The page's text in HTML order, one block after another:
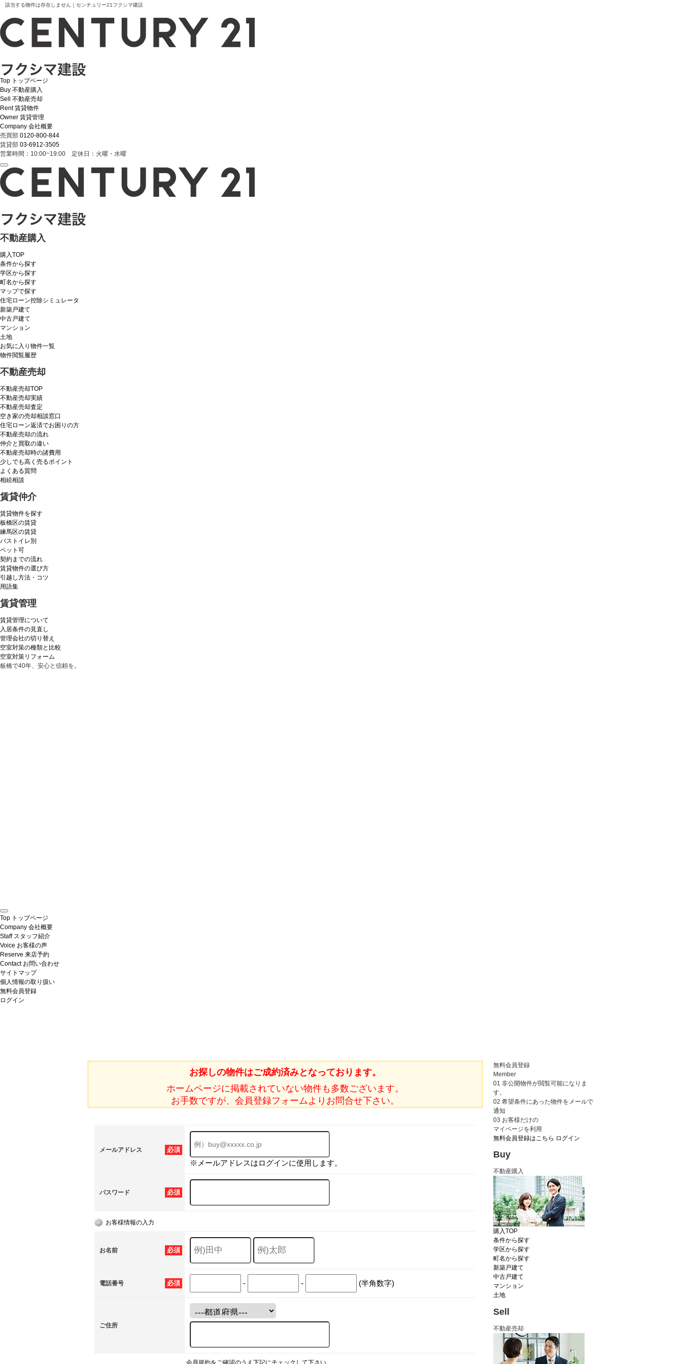
該当する物件は存在しません｜センチュリー21フクシマ建設
Top トップページ
Buy 不動産購入
Sell
不動産売却
Rent 賃貸物件
Owner 賃貸管理
Company 会社概要
売買部 0120-800-844
賃貸部 03-6912-3505
営業時間：10:00~19:00 定休日：火曜・水曜
不動産購入
購入TOP
条件から探す
学区から探す
町名から探す
マップで探す
住宅ローン控除シミュレータ
新築戸建て
中古戸建て
マンション
土地
お気に入り物件一覧
物件閲覧履歴
不動産売却
不動産売却TOP
不動産売却実績
不動産売却査定
空き家の売却相談窓口
住宅ローン返済でお困りの方
不動産売却の流れ
仲介と買取の違い
不動産売却時の諸費用
少しでも高く売るポイント
よくある質問
相続相談
賃貸仲介
賃貸物件を探す
板橋区の賃貸
練馬区の賃貸
バストイレ別
ペット可
契約までの流れ
賃貸物件の選び方
引越し方法・コツ
用語集
賃貸管理
賃貸管理について
入居条件の見直し
管理会社の切り替え
空室対策の種類と比較
空室対策リフォーム
板橋で40年、安心と信頼を。
Top トップページ
Company 会社概要
Staff スタッフ紹介
Voice お客様の声
Reserve 来店予約
Contact お問い合わせ
サイトマップ
個人情報の取り扱い
無料会員登録
ログイン
お探しの物件はご成約済みとなっております。
ホームページに掲載されていない物件も多数ございます。
お手数ですが、会員登録フォームよりお問合せ下さい。
必須
メールアドレス
※メールアドレスはログインに使用します。
必須
パスワード
お客様情報の入力
必須
お名前
必須
電話番号 - - (半角数字)
ご住所
会員規約をご確認のうえ下記にチェックして下さい。
無料会員登録
Member
01 非公開物件が閲覧可能になりま
す。
02 希望条件にあった物件をメールで
通知
03 お客様だけの
マイページを利用
無料会員登録はこちら ログイン
Buy
不動産購入
購入TOP
条件から探す
学区から探す
町名から探す
新築戸建て
中古戸建て
マンション
土地
Sell
不動産売却